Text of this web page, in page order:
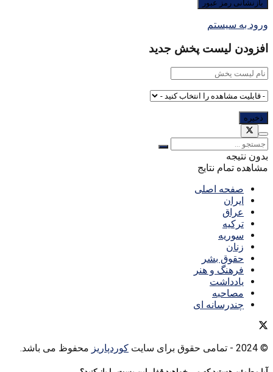
ورود به سیستم
افزودن لیست پخش جدید
بدون نتیجه
مشاهده تمام نتایج
صفحه اصلی
ایران
عراق
ترکیه
سوریه
زنان
حقوق بشر
فرهنگ و هنر
یادداشت
مصاحبه
چندرسانه ای
© 2024 - تمامی حقوق برای سایت کوردپاریز محفوظ می باشد.